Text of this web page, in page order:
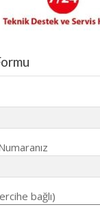
bağlı)